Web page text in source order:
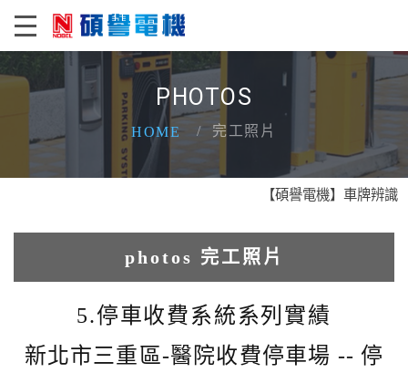
PHOTOS
HOME 完工照片
【碩譽電機】車牌辨識
photos 完工照片
1.人臉辨識系統實績
2.電動柵欄機系列實績
5.停車收費系統系列實績
新北市三重區-醫院收費停車場 -- 停